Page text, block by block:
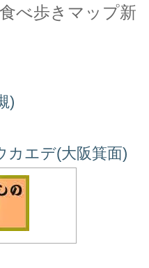
べ歩きマップ新
)
カエデ(大阪箕面)